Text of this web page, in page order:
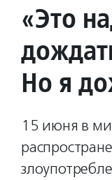
«Это
Но я
15 июня в